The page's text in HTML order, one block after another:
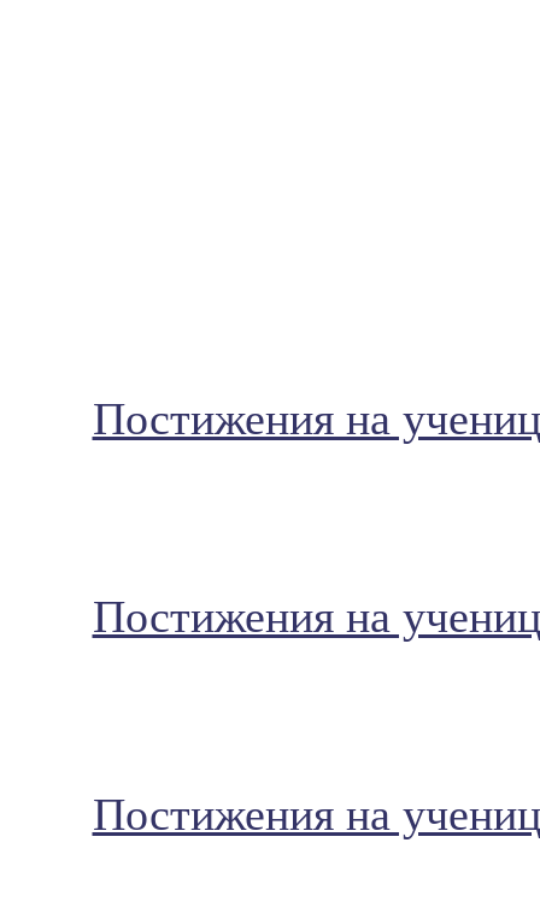
Постижения на
Постижения на
Постижения на